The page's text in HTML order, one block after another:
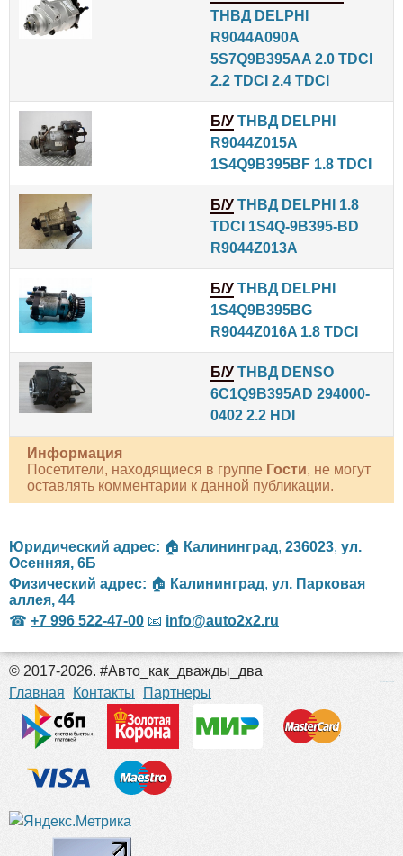
ТНВД DELPHI
R9044A090A
5S7Q9B395AA 2.0 TDCI
2.2 TDCI 2.4 TDCI
Б/У ТНВД DELPHI
R9044Z015A
1S4Q9B395BF 1.8 TDCI
Б/У ТНВД DELPHI 1.8
TDCI 1S4Q-9B395-BD
R9044Z013A
Б/У ТНВД DELPHI
1S4Q9B395BG
R9044Z016A 1.8 TDCI
Б/У ТНВД DENSO
6C1Q9B395AD 294000-
0402 2.2 HDI
Информация
Посетители, находящиеся в группе Гости, не могут
оставлять комментарии к данной публикации.
Юридический адрес: 🏠 Калининград, 236023, ул.
Осенняя, 6Б
Физический адрес: 🏠 Калининград, ул. Парковая
аллея, 44
☎ +7 996 522-47-00 📧 info@auto2x2.ru
© 2017-2026. #Авто_как_дважды_два
Главная
Контакты Партнеры